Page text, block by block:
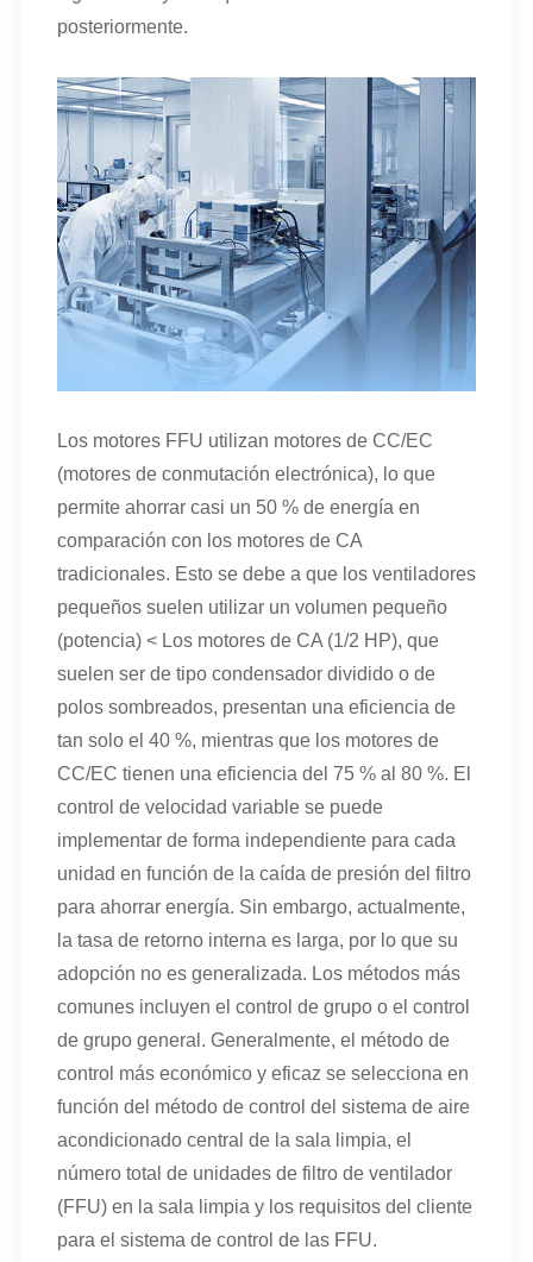
posteriormente.
Los motores FFU utilizan motores de CC/EC
(motores de conmutación electrónica), lo que
permite ahorrar casi un 50 % de energía en
comparación con los motores de CA
tradicionales. Esto se debe a que los ventiladores
pequeños suelen utilizar un volumen pequeño
(potencia) < Los motores de CA (1/2 HP), que
suelen ser de tipo condensador dividido o de
polos sombreados, presentan una eficiencia de
tan solo el 40 %, mientras que los motores de
CC/EC tienen una eficiencia del 75 % al 80 %. El
control de velocidad variable se puede
implementar de forma independiente para cada
unidad en función de la caída de presión del filtro
para ahorrar energía. Sin embargo, actualmente,
la tasa de retorno interna es larga, por lo que su
adopción no es generalizada. Los métodos más
comunes incluyen el control de grupo o el control
de grupo general. Generalmente, el método de
control más económico y eficaz se selecciona en
función del método de control del sistema de aire
acondicionado central de la sala limpia, el
número total de unidades de filtro de ventilador
(FFU) en la sala limpia y los requisitos del cliente
para el sistema de control de las FFU.